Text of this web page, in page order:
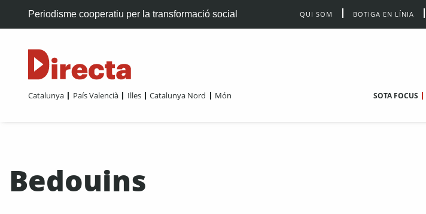
Periodisme cooperatiu per la transformació social QUI SOM BOTIGA EN LÍNIA
Catalunya País Valencià Illes Catalunya Nord Món SOTA FOCUS
Bedouins